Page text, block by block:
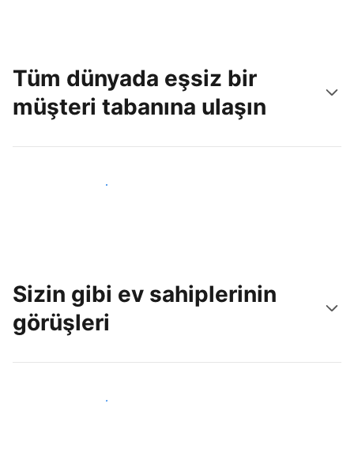
Tüm dünyada eşsiz bir
müşteri tabanına ulaşın
Hemen yeni konuklara ulaş
Sizin gibi ev sahiplerinin
görüşleri
Tesis sahipleri arasına katıl